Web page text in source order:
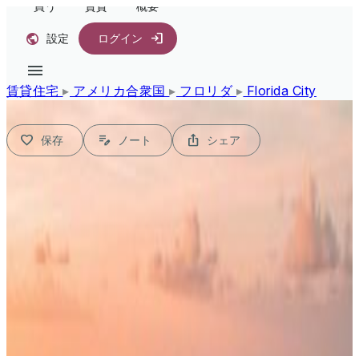
買う 賃貸 概要
設定 ログイン
賃貸住宅▸ アメリカ合衆国▸ フロリダ ▸ Florida City
保存 ノート シェア
賃貸アパート, Florida City, フ
ロリダ Witheld, アメリカ合衆
国